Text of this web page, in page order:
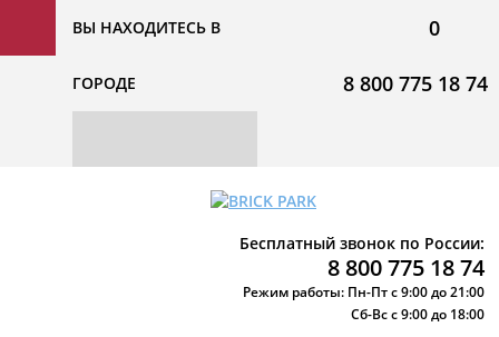
ВЫ НАХОДИТЕСЬ В
ГОРОДЕ
0
8 800 775 18 74
Бесплатный звонок по России:
8 800 775 18 74
Режим работы: Пн-Пт с 9:00 до 21:00
Сб-Вс с 9:00 до 18:00